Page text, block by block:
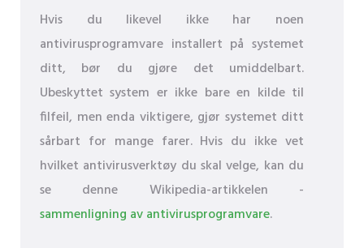
Hvis du likevel ikke har noen
antivirusprogramvare installert på systemet
ditt, bør du gjøre det umiddelbart.
Ubeskyttet system er ikke bare en kilde til
filfeil, men enda viktigere, gjør systemet ditt
sårbart for mange farer. Hvis du ikke vet
hvilket antivirusverktøy du skal velge, kan du
se denne Wikipedia-artikkelen -
sammenligning av antivirusprogramvare.